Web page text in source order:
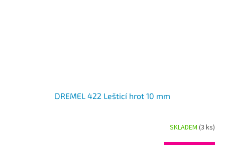
DREMEL 422 Lešticí hrot 10 mm
SKLADEM(3 ks)